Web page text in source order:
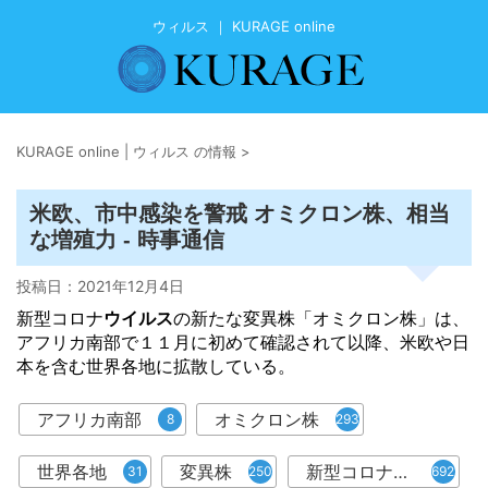
ウィルス ｜ KURAGE online
KURAGE online | ウィルス の情報 >
米欧、市中感染を警戒 オミクロン株、相当
な増殖力 - 時事通信
投稿日： 2021年12月4日
新型コロナウイルスの新たな変異株「オミクロン株」は、
アフリカ南部で１１月に初めて確認されて以降、米欧や日
本を含む世界各地に拡散している。
アフリカ南部 8 オミクロン株 293
世界各地 31 変異株 250 新型コロナウイルス 6921